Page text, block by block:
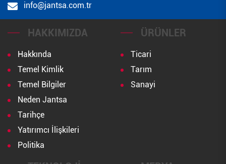
info@jantsa.com.tr
HAKKIMIZDA
Hakkında
Temel Kimlik
Temel Bilgiler
Neden Jantsa
Tarihçe
Yatırımcı İlişkileri
Politika
ÜRÜNLER
Ticari
Tarım
Sanayi